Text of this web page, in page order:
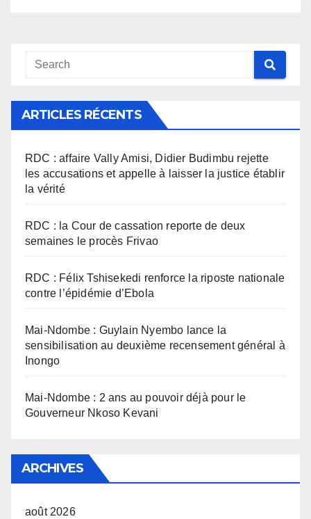
ARTICLES RÉCENTS
RDC : affaire Vally Amisi, Didier Budimbu rejette
les accusations et appelle à laisser la justice établir
la vérité
RDC : la Cour de cassation reporte de deux
semaines le procès Frivao
RDC : Félix Tshisekedi renforce la riposte nationale
contre l’épidémie d’Ebola
Mai-Ndombe : Guylain Nyembo lance la
sensibilisation au deuxième recensement général à
Inongo
Mai-Ndombe : 2 ans au pouvoir déjà pour le
Gouverneur Nkoso Kevani
ARCHIVES
août 2026